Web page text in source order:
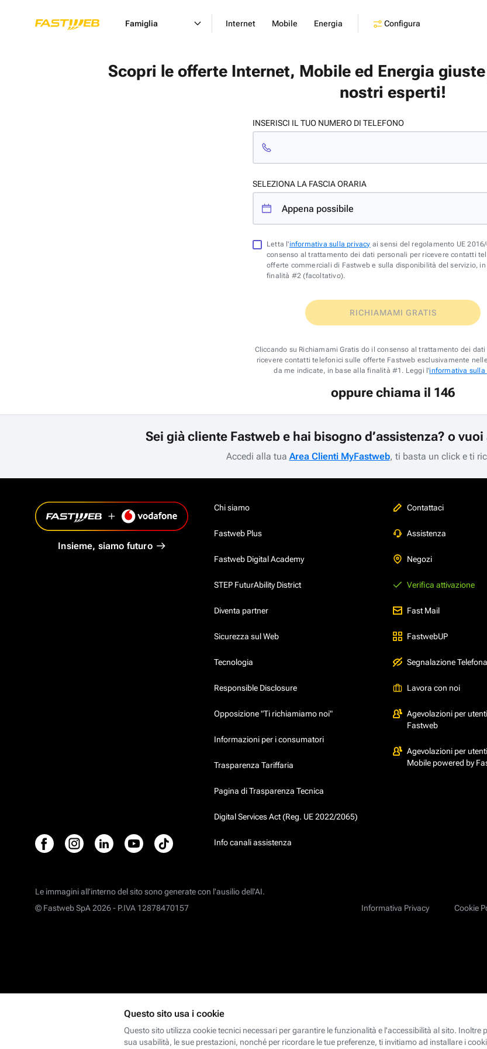
Famiglia Internet Mobile Energia Configura
Scopri le offerte Internet, Mobile ed Energia
nostri esperti!
INSERISCI IL TUO NUMERO DI TELEFONO
SELEZIONA LA FASCIA ORARIA
Letta l'informativa sulla privacy ai sensi del regolamento UE 2016/
consenso al trattamento dei dati personali per ricevere contatti
offerte commerciali di Fastweb e sulla disponibilità del servizio, in
finalità #2 (facoltativo).
RICHIAMAMI GRATIS
Cliccando su Richiamami Gratis do il consenso al trattamento dei
ricevere contatti telefonici sulle offerte Fastweb esclusivamente
da me indicate, in base alla finalità #1. Leggi l'informativa sulla
oppure chiama il 146
Sei già cliente Fastweb e hai bisogno d’assistenza? o
Accedi alla tua Area Clienti MyFastweb, ti basta un click e ti
Insieme, siamo futuro
Chi siamo
Fastweb Plus
Fastweb Digital Academy
STEP FuturAbility District
Diventa partner
Sicurezza sul Web
Tecnologia
Responsible Disclosure
Opposizione "Ti richiamiamo noi"
Informazioni per i consumatori
Trasparenza Tariffaria
Pagina di Trasparenza Tecnica
Digital Services Act (Reg. UE 2022/2065)
Info canali assistenza
Contattaci
Assistenza
Negozi
Verifica attivazione
Fast Mail
FastwebUP
Segnalazione
Lavora con noi
Agevolazioni per
Fastweb
Agevolazioni per
Mobile powered by
Le immagini all’interno del sito sono generate con l'ausilio dell'AI.
Informativa Privacy
Cookie
© Fastweb SpA 2026 - P.IVA 12878470157